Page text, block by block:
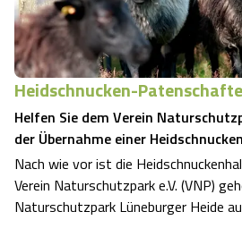
Heidschnucken-
Helfen Sie dem Verein
der Übernahme einer
Nach wie vor ist die
Verein Naturschutzpark e.V. (VNP)
Naturschutzpark Lüneburger Heide